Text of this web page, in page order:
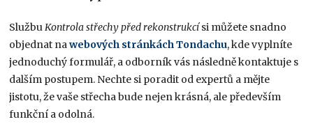
Službu Kontrola střechy před rekonstrukcísi můžete snadno
objednat nawebových stránkách Tondachu, kde vyplníte
jednoduchý formulář, a odborník vás následně kontaktuje s
dalším postupem. Nechte si poradit od expertů a mějte
jistotu, že vaše střecha bude nejen krásná, ale především
funkční a odolná.